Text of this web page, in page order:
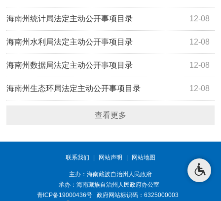
12-08
海南州统计局法定主动公开事项目录
12-08
海南州水利局法定主动公开事项目录
12-08
海南州数据局法定主动公开事项目录
12-08
海南州生态环局法定主动公开事项目录
查看更多
联系我们 网站声明 网站地图
主办：海南藏族自治州人民政府
承办： 海南藏族自治州人民政府办公室
青ICP备19000436号政府网站标识码：6325000003